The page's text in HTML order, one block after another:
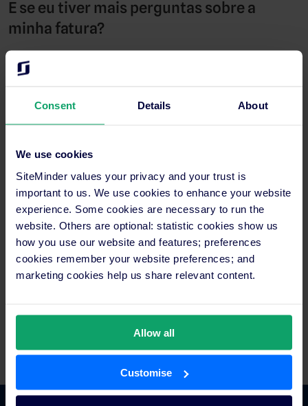
Consent Details About
We use cookies
SiteMinder values your privacy and your trust is
important to us. We use cookies to enhance your website
experience. Some cookies are necessary to run the
website. Others are optional: statistic cookies show us
how you use our website and features; preferences
cookies remember your website preferences; and
marketing cookies help us share relevant content.
Allow all
Customise
E se eu tiver mais perguntas sobre a
minha fatura?
Contacte-nos
Para os clientes da SiteMinder na Austrália, Reino Unido e
aplicáveis relevantes na sua localização.
Se tiver quaisquer questões relacionadas com impostos
aplicadas à sua fatura, entre em contacto connosco.
Como atualizo as minhas informações de
faturação?
Se pretender atualizar as suas informações de faturação, entre